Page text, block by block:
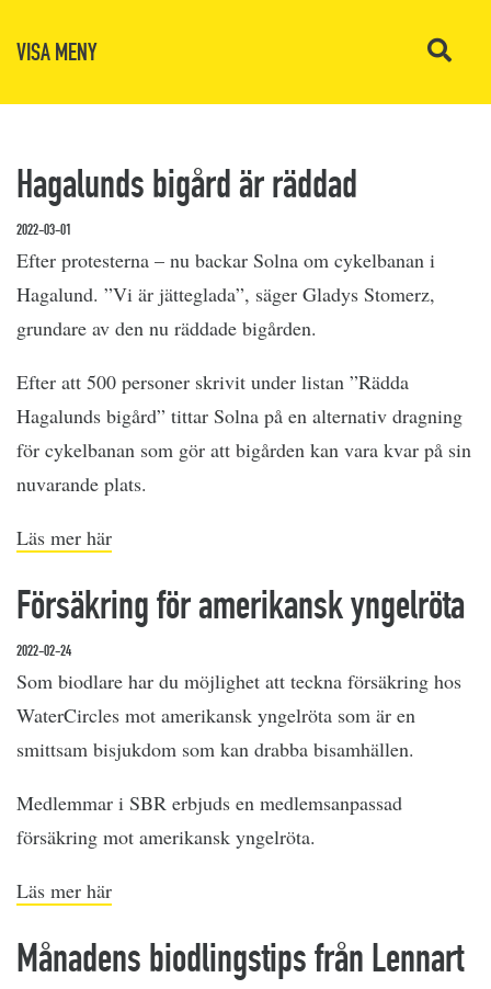
VISA MENY
Hagalunds bigård är räddad
2022-03-01
Efter protesterna – nu backar Solna om cykelbanan i
Hagalund. ”Vi är jätteglada”, säger Gladys Stomerz,
grundare av den nu räddade bigården.
Efter att 500 personer skrivit under listan ”Rädda
Hagalunds bigård” tittar Solna på en alternativ dragning
för cykelbanan som gör att bigården kan vara kvar på sin
nuvarande plats.
Läs mer här
Försäkring för amerikansk yngelröta
2022-02-24
Som biodlare har du möjlighet att teckna försäkring hos
WaterCircles mot amerikansk yngelröta som är en
smittsam bisjukdom som kan drabba bisamhällen.
Medlemmar i SBR erbjuds en medlemsanpassad
försäkring mot amerikansk yngelröta.
Läs mer här
Månadens biodlingstips från Lennart